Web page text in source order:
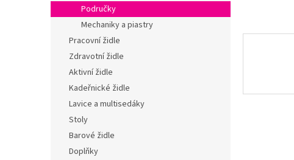
Područky
Mechaniky a piastry
Pracovní židle
Zdravotní židle
Aktivní židle
Kadeřnické židle
Lavice a multisedáky
Stoly
Barové židle
Doplňky